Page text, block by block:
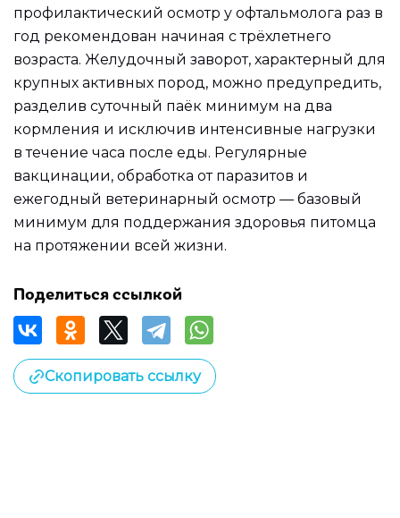
профилактический осмотр у офтальмолога раз в
год рекомендован начиная с трёхлетнего
возраста. Желудочный заворот, характерный для
крупных активных пород, можно предупредить,
разделив суточный паёк минимум на два
кормления и исключив интенсивные нагрузки
в течение часа после еды. Регулярные
вакцинации, обработка от паразитов и
ежегодный ветеринарный осмотр — базовый
минимум для поддержания здоровья питомца
на протяжении всей жизни.
Поделиться ссылкой
Скопировать ссылку